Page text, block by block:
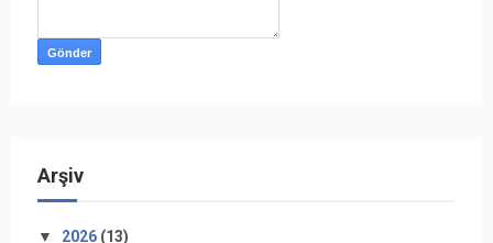
Arşiv
▼ 2026 (13)